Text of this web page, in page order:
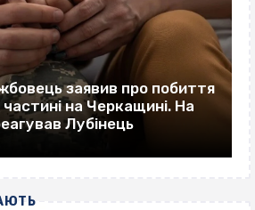
заявив про побиття
на Черкащині. На
Лубінець